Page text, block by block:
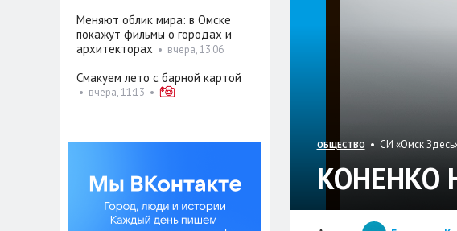
ОБЩЕСТВО • СИ «Омск
КОНЕНКО
Меняют облик мира: в Омске
покажут фильмы о городах и
архитекторах • вчера, 13:06
Смакуем лето с барной картой
• вчера, 11:13 •